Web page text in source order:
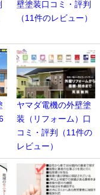
壁塗装口コミ・評判
（11件のレビュー）
ヤマダ電機の外壁塗
装（リフォーム）口
コミ・評判（11件の
レビュー）